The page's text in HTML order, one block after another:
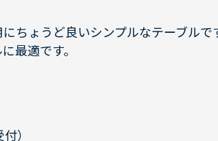
ちょうど良いシンプルなテーブルで
最適です。
）